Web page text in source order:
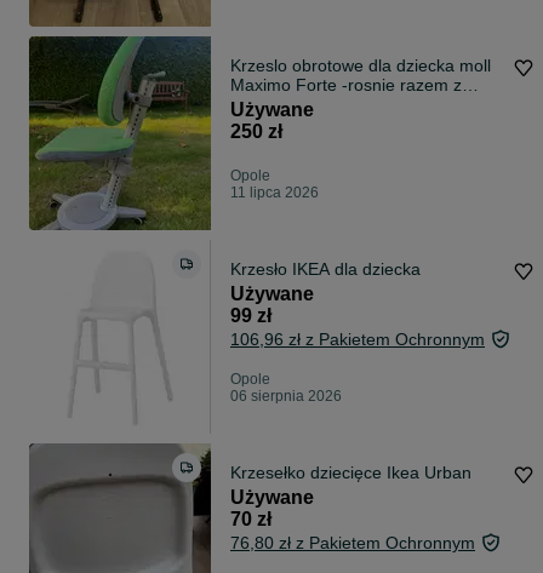
Krzeslo obrotowe dla dziecka moll
Maximo Forte -rosnie razem z
dzieckiem
Używane
250 zł
Opole
11 lipca 2026
Krzesło IKEA dla dziecka
Używane
99 zł
106,96 zł z Pakietem Ochronnym
Opole
06 sierpnia 2026
Krzesełko dziecięce Ikea Urban
Używane
70 zł
76,80 zł z Pakietem Ochronnym